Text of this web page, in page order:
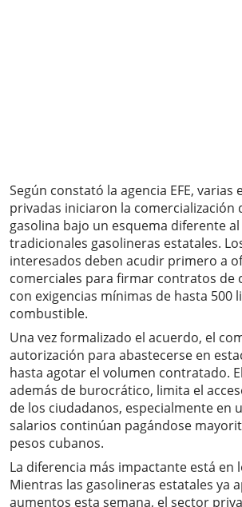
Según constató la agencia EFE, varias
privadas iniciaron la comercialización
gasolina bajo un esquema diferente al
tradicionales gasolineras estatales.
interesados deben acudir primero a
comerciales para firmar contratos de
con exigencias mínimas de hasta 500
combustible.
Una vez formalizado el acuerdo, el
autorización para abastecerse en
hasta agotar el volumen contratado.
además de burocrático, limita el
de los ciudadanos, especialmente en
salarios continúan pagándose
pesos cubanos.
La diferencia más impactante está en
Mientras las gasolineras estatales ya
aumentos esta semana, el sector